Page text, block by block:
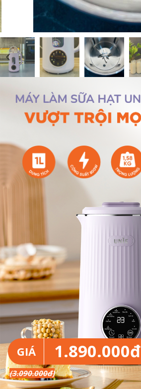
GIÁ 1.890.000đ
(3.090.000đ)